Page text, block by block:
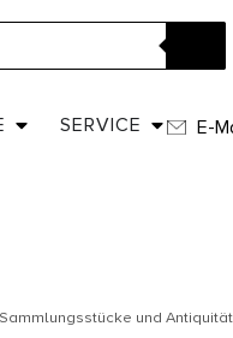
SERVICE E-
Siegelring mit
und